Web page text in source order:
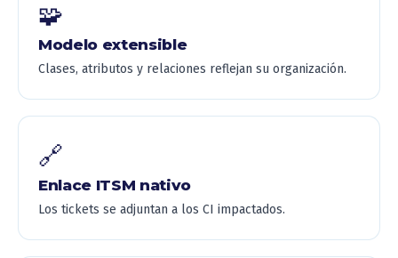
🧩
Modelo extensible
Clases, atributos y relaciones reflejan su organización.
🔗
Enlace ITSM nativo
Los tickets se adjuntan a los CI impactados.